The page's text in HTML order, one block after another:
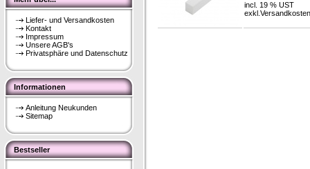
Liefer- und Versandkosten
Kontakt
Impressum
Unsere AGB's
Privatsphäre und Datenschutz
Informationen
Anleitung Neukunden
Sitemap
Bestseller
incl. 19 % UST
exkl. Versandkosten